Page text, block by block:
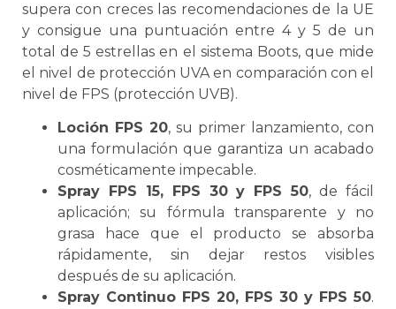
supera con creces las recomendaciones de la UE
y consigue una puntuación entre 4 y 5 de un
total de 5 estrellas en el sistema Boots, que mide
el nivel de protección UVA en comparación con el
nivel de FPS (protección UVB).
Loción FPS 20, su primer lanzamiento, con
una formulación que garantiza un acabado
cosméticamente impecable.
Spray FPS 15, FPS 30 y FPS 50, de fácil
aplicación; su fórmula transparente y no
grasa hace que el producto se absorba
rápidamente, sin dejar restos visibles
después de su aplicación.
Spray Continuo FPS 20, FPS 30 y FPS 50.